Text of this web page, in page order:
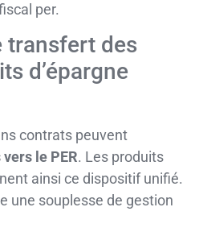
per.
transfert des
d’épargne
contrats peuvent
le PER. Les produits
ainsi ce dispositif unifié.
une souplesse de gestion